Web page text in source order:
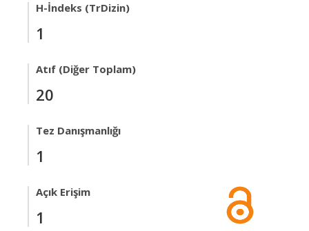
H-İndeks (TrDizin)
1
Atıf (Diğer Toplam)
20
Tez Danışmanlığı
1
Açık Erişim
1